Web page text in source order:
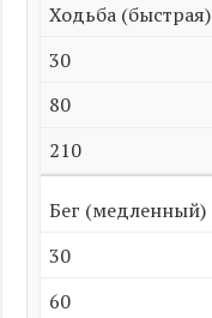
Ходьба (быстрая)
30
80
210
Бег (медленный)
30
60